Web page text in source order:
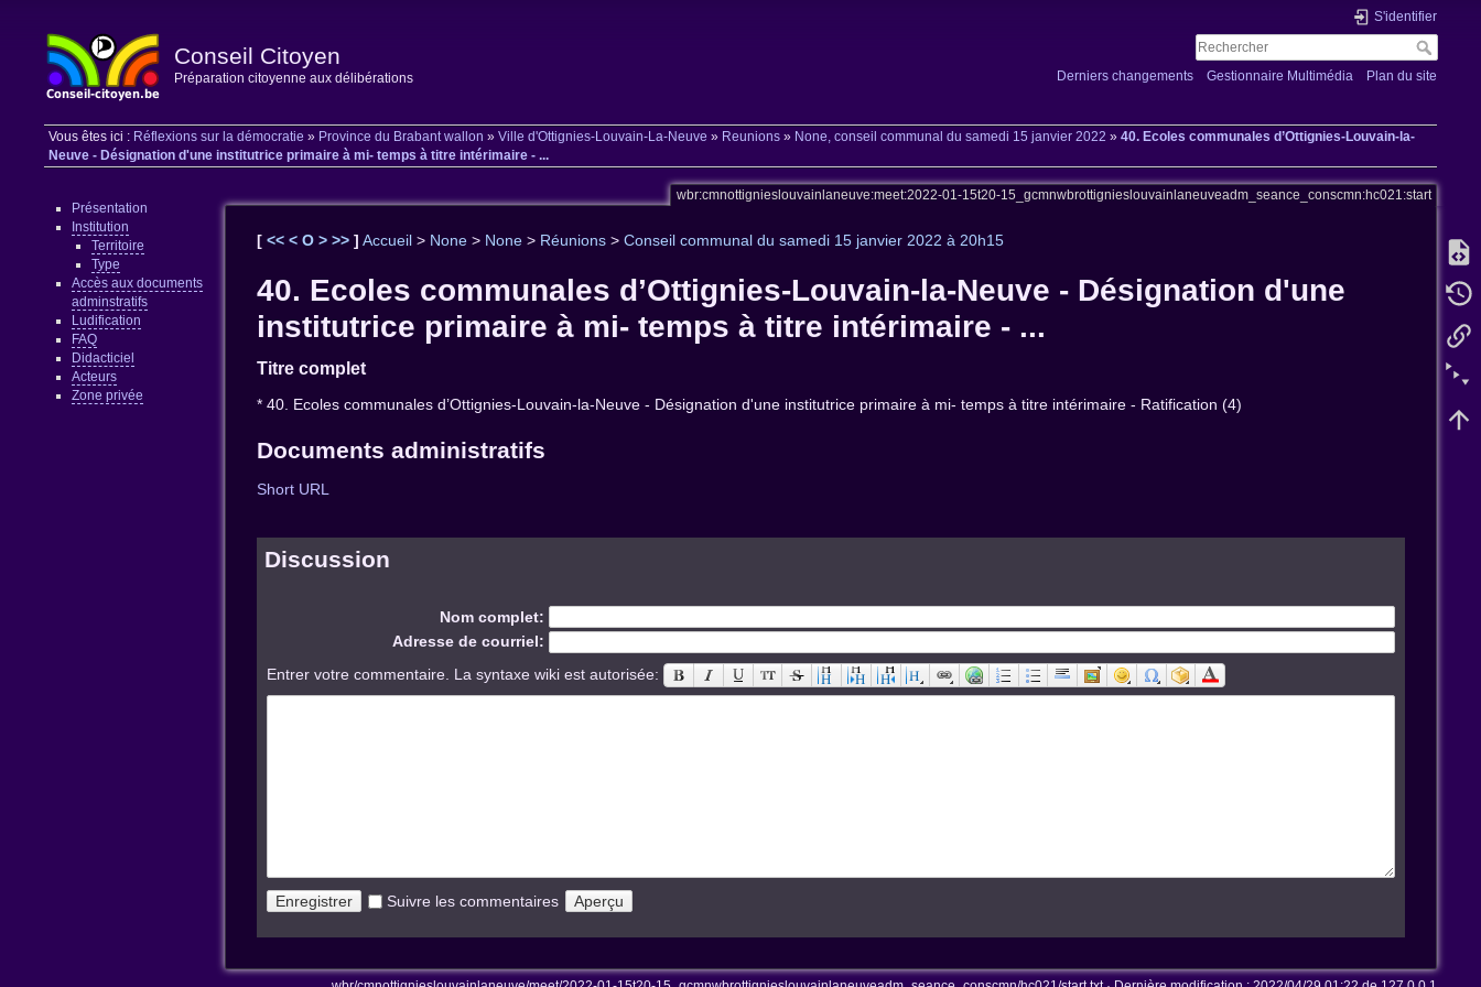
Conseil Citoyen
Préparation citoyenne aux délibérations
S'identifier
Derniers changements Gestionnaire Multimédia Plan du site
Vous êtes ici : Réflexions sur la démocratie » Province du Brabant wallon »Ville d'Ottignies-Louvain-La-Neuve » Reunions » None, conseil communal du samedi 15 janvier 2022 »40. Ecoles communales d’Ottignies-Louvain-la-
Neuve - Désignation d'une institutrice primaire à mi- temps à titre intérimaire - ...
Présentation
Institution
Territoire
Type
Accès aux documents
adminstratifs
Ludification
FAQ
Didacticiel
Acteurs
Zone privée
wbr:cmnottignieslouvainlaneuve:meet:2022-01-15t20-15_gcmnwbrottignieslouvainlaneuveadm_seance_conscmn:hc021:start
[<<<O>>>] Accueil > None > None > Réunions >Conseil communal du samedi 15 janvier 2022 à 20h15
40. Ecoles communales d’Ottignies-Louvain-la-Neuve - Désignation d'une
institutrice primaire à mi- temps à titre intérimaire - ...
Titre complet
* 40. Ecoles communales d’Ottignies-Louvain-la-Neuve - Désignation d'une institutrice primaire à mi- temps à titre intérimaire - Ratification (4)
Documents administratifs
Short URL
Discussion
Nom complet:
Adresse de courriel:
Entrer votre commentaire. La syntaxe wiki est autorisée:
Suivre les commentaires